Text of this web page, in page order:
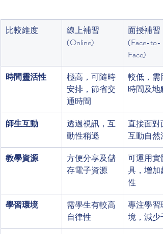
比較維度
線上補習
(Online)
面授補習
(Face-to-
Face)
時間靈活性
極高，可隨時
安排，節省交
通時間
較低，需
時間及地點
師生互動
透過視訊，互
動性稍遜
直接面對
互動自然
教學資源
方便分享及儲
存電子資源
可運用實
具，增加
性
學習環境
需學生有較高
自律性
專注學習環
境，減少